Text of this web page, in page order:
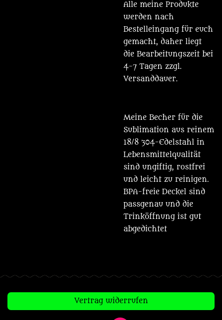
Alle meine Produkte
werden nach
Bestelleingang für euch
gemacht, daher liegt
die Bearbeitungszeit bei
4-7 Tagen zzgl.
Versanddauer.
Meine Becher für die
Sublimation aus reinem
18/8 304-Edelstahl in
Lebensmittelqualität
sind ungiftig, rostfrei
und leicht zu reinigen.
BPA-freie Deckel sind
passgenau und die
Trinköffnung ist gut
abgedichtet
Vertrag widerrufen